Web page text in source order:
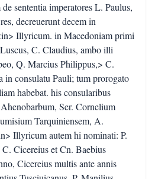
sententia imperatores L. Paulus,
decreuerunt decem in
Illyricum. in Macedoniam primi
C. Claudius, ambo illi
Q. Marcius Philippus,> C.
in consulatu Pauli; tum prorogato
habebat. his consularibus
Ser. Cornelium
Tarquiniensem, A.
Illyricum autem hi nominati: P.
Cicereius et Cn. Baebius
Cicereius multis ante annis